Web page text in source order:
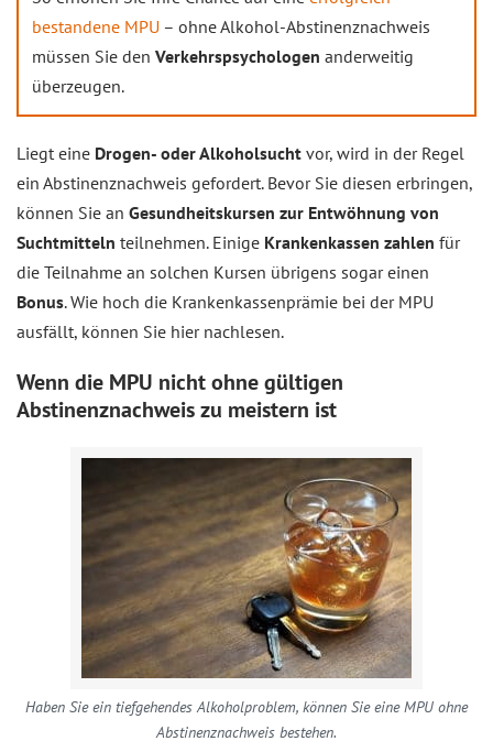
bestandene MPU – ohne Alkohol-Abstinenznachweis
müssen Sie den Verkehrspsychologen anderweitig
überzeugen.
Liegt eine Drogen- oder Alkoholsucht vor, wird in der Regel
ein Abstinenznachweis gefordert. Bevor Sie diesen erbringen,
können Sie an Gesundheitskursen zur Entwöhnung von
Suchtmitteln teilnehmen. Einige Krankenkassen zahlen für
die Teilnahme an solchen Kursen übrigens sogar einen
Bonus. Wie hoch die Krankenkassenprämie bei der MPU
ausfällt, können Sie hier nachlesen.
Wenn die MPU nicht ohne gültigen
Abstinenznachweis zu meistern ist
Haben Sie ein tiefgehendes Alkoholproblem, können Sie eine MPU ohne
Abstinenznachweis bestehen.